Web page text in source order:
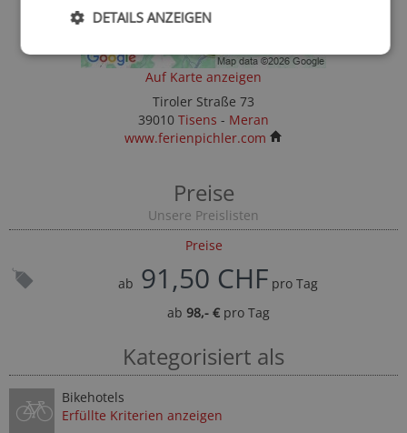
Auf Karte anzeigen
Tiroler Straße 73
39010 Tisens - Meran
www.ferienpichler.com
Preise
Unsere Preislisten
Preise
ab 91,50 CHF pro Tag
ab 98,- €pro Tag
Kategorisiert als
Bikehotels
Erfüllte Kriterien anzeigen
DETAILS ANZEIGEN